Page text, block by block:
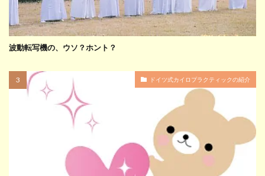
波動転写機の、ウソ？ホント？
ドイツ式カイロプラクティックの紹介